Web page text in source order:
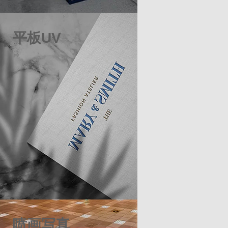
平板UV
喷画写真